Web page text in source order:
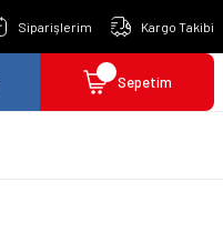
Siparişlerim Kargo Takibi
Sepetim